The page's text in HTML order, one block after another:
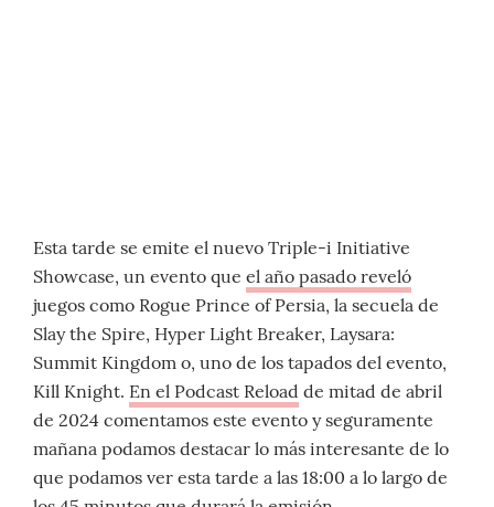
Esta tarde se emite el nuevo Triple-i Initiative
Showcase, un evento que el año pasado reveló
juegos como Rogue Prince of Persia, la secuela de
Slay the Spire, Hyper Light Breaker, Laysara:
Summit Kingdom o, uno de los tapados del evento,
Kill Knight. En el Podcast Reload de mitad de abril
de 2024 comentamos este evento y seguramente
mañana podamos destacar lo más interesante de lo
que podamos ver esta tarde a las 18:00 a lo largo de